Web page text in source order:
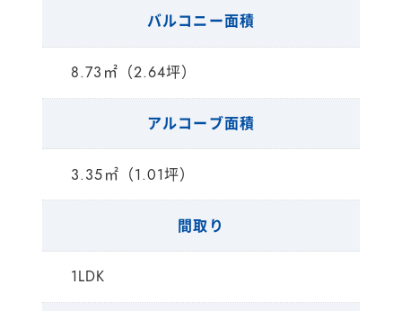
バルコニー面積
8.73㎡（2.64坪）
アルコーブ面積
3.35㎡（1.01坪）
間取り
1LDK